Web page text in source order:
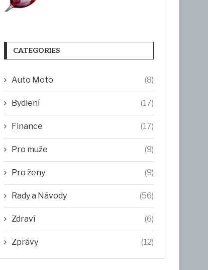
CATEGORIES
Auto Moto (8)
Bydlení (17)
Finance (17)
Pro muže (9)
Pro ženy (9)
Rady a Návody (56)
Zdraví (6)
Zprávy (12)